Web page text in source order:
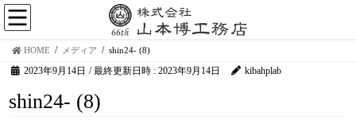
HOME メディア shin24- (8)
2023年9月14日 / 最終更新日時 :2023年9月14日 kibahplab
shin24- (8)